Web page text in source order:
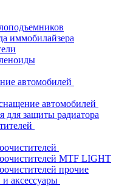
иммобилайзера
автомобилей
автомобилей
для защиты радиатора
MTF LIGHT
прочие
аксессуары